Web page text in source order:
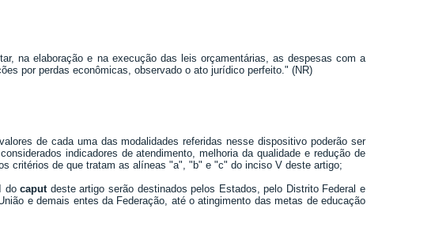
na elaboração e na execução das leis orçamentárias, as despesas com a
por perdas econômicas, observado o ato jurídico perfeito." (NR)
de cada uma das modalidades referidas nesse dispositivo poderão ser
indicadores de atendimento, melhoria da qualidade e redução de
critérios de que tratam as alíneas "a", "b" e "c" do inciso V deste artigo;
docaput deste artigo serão destinados pelos Estados, pelo Distrito Federal e
e demais entes da Federação, até o atingimento das metas de educação